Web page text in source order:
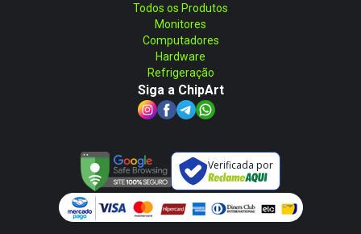
Todos os Produtos
Monitores
Computadores
Hardware
Refrigeração
Siga a ChipArt
Verificada por